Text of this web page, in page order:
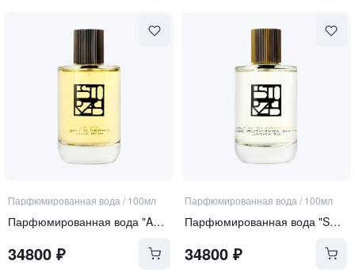
Парфюмированная вода / 100мл
Парфюмированная вода "ANTAL"
34800 ₽
Парфюмированная вода / 100мл
Парфюмированная вода "SHADOW GIZA"
34800₽